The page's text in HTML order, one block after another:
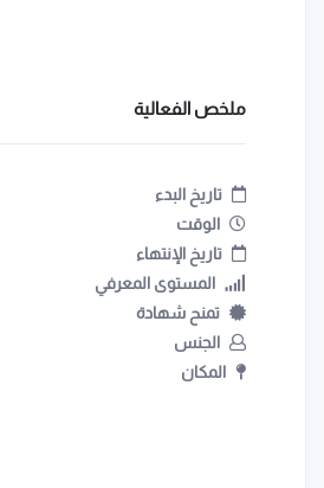
ملخص الفعالية
تاريخ البدء
الوقت
تاريخ الإنتهاء
المستوى المعرفي
تمنح شهادة
الجنس
المكان